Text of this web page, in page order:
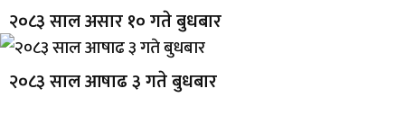
२०८३ साल असार १० गते बुधबार
२०८३ साल आषाढ ३ गते बुधबार